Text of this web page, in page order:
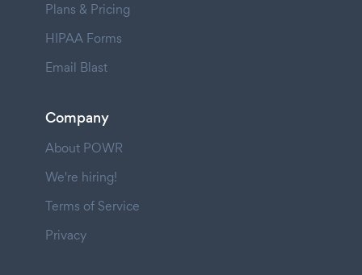
Plans & Pricing
HIPAA Forms
Email Blast
Company
About POWR
We're hiring!
Terms of Service
Privacy